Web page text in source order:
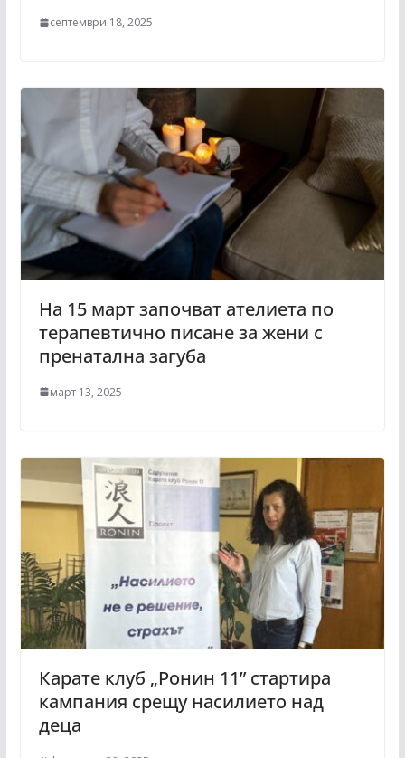
септември 18, 2025
На 15 март започват ателиета по
терапевтично писане за жени с
пренатална загуба
март 13, 2025
Карате клуб „Ронин 11” стартира
кампания срещу насилието над
деца